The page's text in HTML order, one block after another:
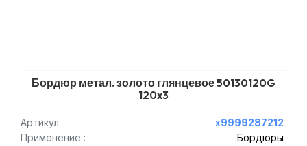
Бордюр метал. золото глянцевое 50130120G
120x3
Артикул
х9999287212
Применение :
Бордюры